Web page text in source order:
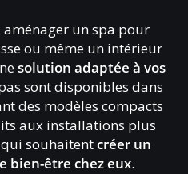
aménager un spa pour
ou même un intérieur
solution adaptée à vos
sont disponibles dans
des modèles compacts
aux installations plus
qui souhaitentcréer un
bien-être chez eux.